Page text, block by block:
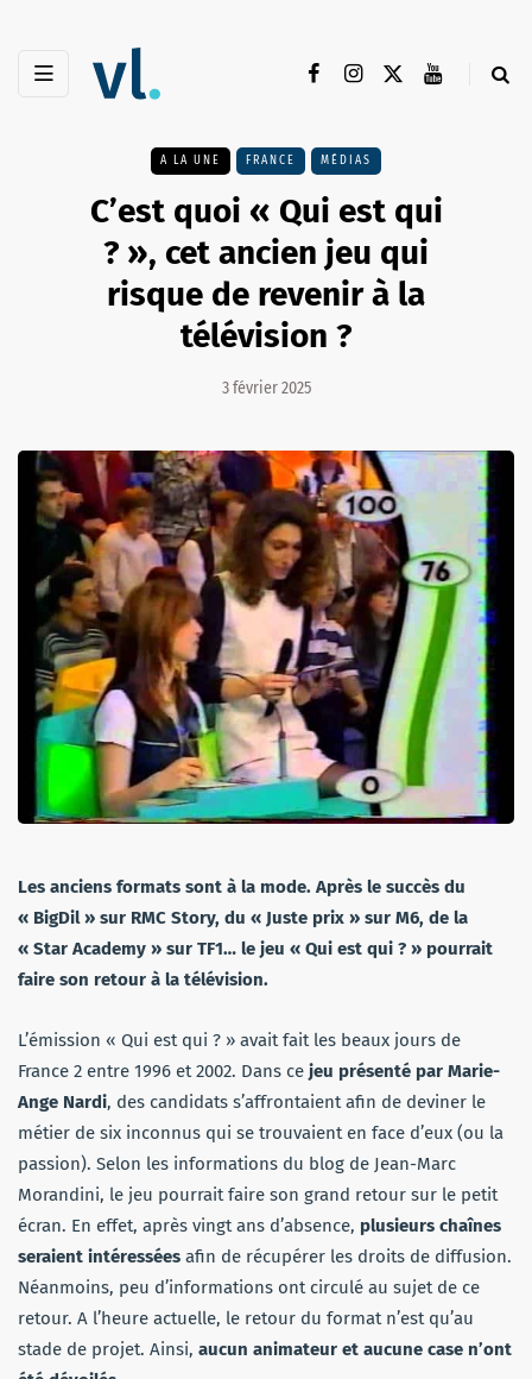
A LA UNE FRANCE MÉDIAS
C’est quoi « Qui est qui
? », cet ancien jeu qui
risque de revenir à la
télévision ?
3 février 2025
Les anciens formats sont à la mode. Après le succès du
« BigDil » sur RMC Story, du « Juste prix » sur M6, de la
« Star Academy » sur TF1… le jeu « Qui est qui ? » pourrait
faire son retour à la télévision.
L’émission « Qui est qui ? » avait fait les beaux jours de
France 2 entre 1996 et 2002. Dans ce jeu présenté par Marie-
Ange Nardi, des candidats s’affrontaient afin de deviner le
métier de six inconnus qui se trouvaient en face d’eux (ou la
passion). Selon les informations du blog de Jean-Marc
Morandini, le jeu pourrait faire son grand retour sur le petit
écran. En effet, après vingt ans d’absence, plusieurs chaînes
seraient intéressées afin de récupérer les droits de diffusion.
Néanmoins, peu d’informations ont circulé au sujet de ce
retour. A l’heure actuelle, le retour du format n’est qu’au
stade de projet. Ainsi, aucun animateur et aucune case n’ont